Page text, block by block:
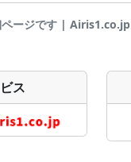
ページです | Airis1.co.jp
ス